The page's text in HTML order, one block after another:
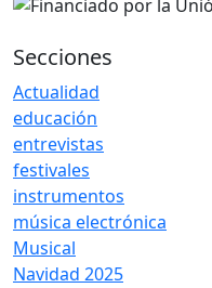
Secciones
Actualidad
educación
entrevistas
festivales
instrumentos
música electrónica
Musical
Navidad 2025